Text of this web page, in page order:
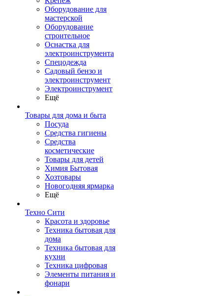
Оборудование для
мастерской
Оборудование
строительное
Оснастка для
электроинструмента
Спецодежда
Садовый бензо и
электроинструмент
Электроинструмент
Ещё
Товары для дома и быта
Посуда
Средства гигиены
Средства
косметические
Товары для детей
Химия Бытовая
Хозтовары
Новогодняя ярмарка
Ещё
Техно Сити
Красота и здоровье
Техника бытовая для
дома
Техника бытовая для
кухни
Техника цифровая
Элементы питания и
фонари